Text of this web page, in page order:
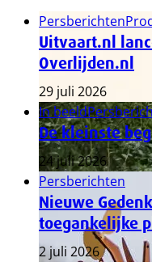
Persberichten
Uitvaart.nl
Overlijden.nl
29 juli 2026
In beeld
De kleinste
24 juli 2026
Persberichten
Nieuwe
toegankelijke
2 juli 2026